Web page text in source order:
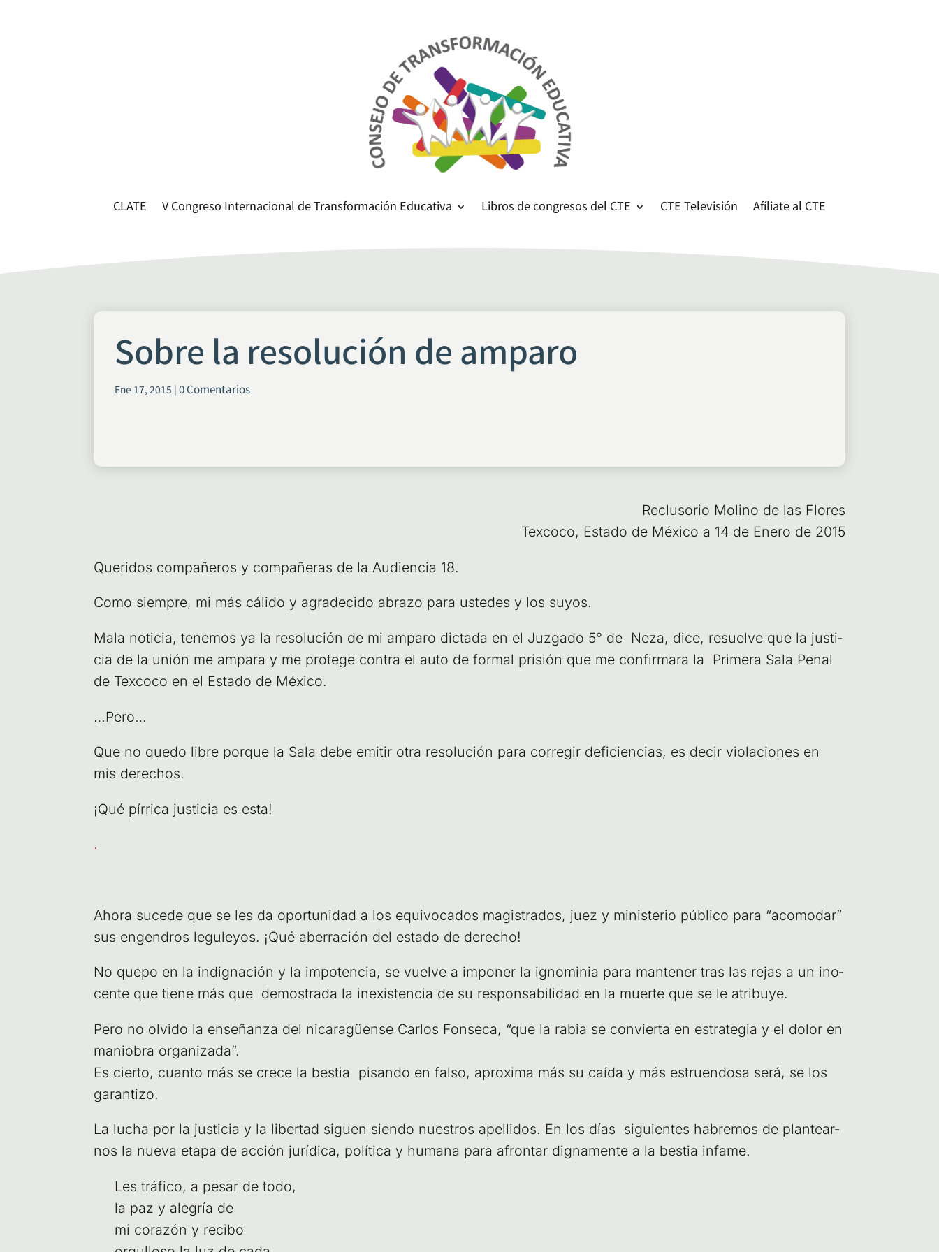
CLATE V Congreso Internacional de Transformación Educativa Libros de congresos del CTE CTE Televisión Afíliate al CTE
Sobre la resolución de amparo
Ene 17, 2015 |0 Comentarios
Reclu­so­rio Molino de las Flo­res
Tex­co­co, Esta­do de Méxi­co a 14 de Enero de 2015
Que­ri­dos com­pa­ñe­ros y com­pa­ñe­ras de la Audien­cia 18.
Como siem­pre, mi más cáli­do y agra­de­ci­do abra­zo para uste­des y los suyos.
Mala noti­cia, tene­mos ya la reso­lu­ción de mi ampa­ro dic­ta­da en el Juz­ga­do 5° de Neza, dice, resuel­ve que la jus­ti­
cia de la unión me ampa­ra y me pro­te­ge con­tra el auto de for­mal pri­sión que me con­fir­ma­ra la Pri­me­ra Sala Penal
de Tex­co­co en el Esta­do de México.
…Pero…
Que no que­do libre por­que la Sala debe emi­tir otra reso­lu­ción para corre­gir defi­cien­cias, es decir vio­la­cio­nes en
mis derechos.
¡Qué pírri­ca jus­ti­cia es esta!
.
Aho­ra suce­de que se les da opor­tu­ni­dad a los equi­vo­ca­dos magis­tra­dos, juez y minis­te­rio públi­co para “aco­mo­dar”
sus engen­dros legu­le­yos. ¡Qué abe­rra­ción del esta­do de derecho!
No que­po en la indig­na­ción y la impo­ten­cia, se vuel­ve a impo­ner la igno­mi­nia para man­te­ner tras las rejas a un ino­
cen­te que tie­ne más que demos­tra­da la inexis­ten­cia de su res­pon­sa­bi­li­dad en la muer­te que se le atribuye.
Pero no olvi­do la ense­ñan­za del nica­ra­güen­se Car­los Fon­se­ca, “que la rabia se con­vier­ta en estra­te­gia y el dolor en
manio­bra orga­ni­za­da”.
Es cier­to, cuan­to más se cre­ce la bes­tia pisan­do en fal­so, apro­xi­ma más su caí­da y más estruen­do­sa será, se los
garantizo.
La lucha por la jus­ti­cia y la liber­tad siguen sien­do nues­tros ape­lli­dos. En los días siguien­tes habre­mos de plan­tear­
nos la nue­va eta­pa de acción jurí­di­ca, polí­ti­ca y huma­na para afron­tar dig­na­men­te a la bes­tia infame.
Les trá­fi­co, a pesar de todo,
la paz y ale­gría de
mi cora­zón y reci­bo